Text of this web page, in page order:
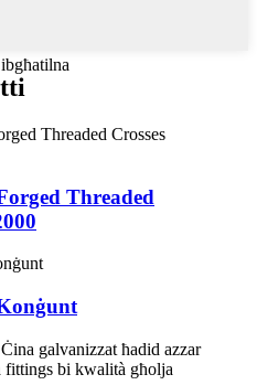
Threaded